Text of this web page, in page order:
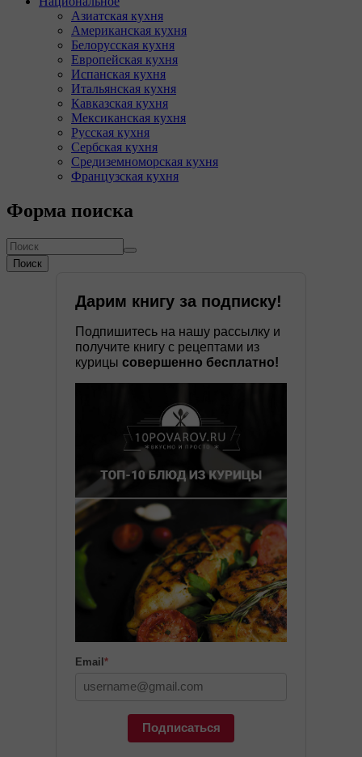
Азиатская кухня
Американская кухня
Белорусская кухня
Европейская кухня
Испанская кухня
Итальянская кухня
Кавказская кухня
Мексиканская кухня
Русская кухня
Сербская кухня
Средиземноморская кухня
Французская кухня
Форма поиска
Поиск
Дарим книгу за подписку!
Подпишитесь на нашу рассылку и
получите книгу с рецептами из
курицы совершенно бесплатно!
Email *
Подписаться